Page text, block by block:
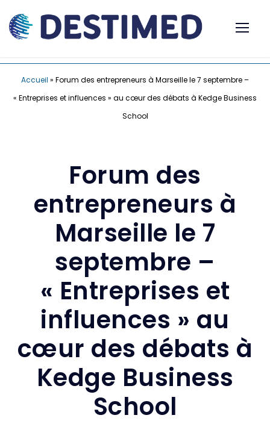
Accueil » Forum des entrepreneurs à Marseille le 7 septembre –
« Entreprises et influences » au cœur des débats à Kedge Business
School
Forum des
entrepreneurs à
Marseille le 7
septembre –
« Entreprises et
influences » au
cœur des débats à
Kedge Business
School